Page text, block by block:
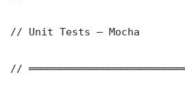
// Unit Tests — Mocha
//